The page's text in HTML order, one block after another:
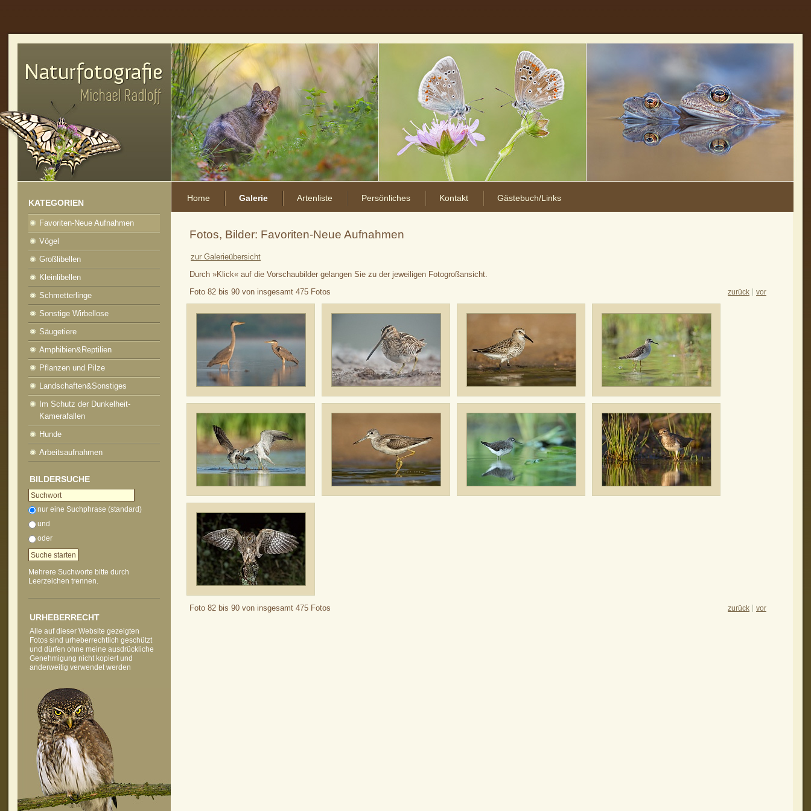
Home Galerie Artenliste Persönliches Kontakt Gästebuch/Links
Fotos, Bilder: Favoriten-Neue Aufnahmen
zur Galerieübersicht
Durch »Klick« auf die Vorschaubilder gelangen Sie zu der jeweiligen Fotogroßansicht.
Foto 82 bis 90 von insgesamt 475 Fotos
zurück vor
Foto 82 bis 90 von insgesamt 475 Fotos zurück vor
KATEGORIEN
Favoriten-Neue Aufnahmen
Vögel
Großlibellen
Kleinlibellen
Schmetterlinge
Sonstige Wirbellose
Säugetiere
Amphibien&Reptilien
Pflanzen und Pilze
Landschaften&Sonstiges
Im Schutz der Dunkelheit-
Kamerafallen
Hunde
Arbeitsaufnahmen
BILDERSUCHE
nur eine Suchphrase (standard)
und
oder
Mehrere Suchworte bitte durch
Leerzeichen trennen.
URHEBERRECHT
Alle auf dieser Website gezeigten
Fotos sind urheberrechtlich geschützt
und dürfen ohne meine ausdrückliche
Genehmigung nicht kopiert und
anderweitig verwendet werden